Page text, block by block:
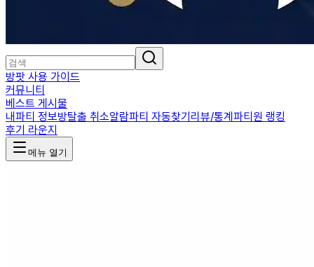
방팟 사용 가이드
커뮤니티
베스트 게시물
내파티 정보방탈출 취소알람파티 자동찾기리뷰/통계파티원 랭킹
후기 라운지
메뉴 열기